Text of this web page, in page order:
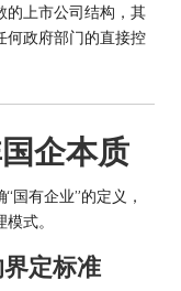
的上市公司结构，其
何政府部门的直接控
企本质
国有企业”的定义，
式。
定标准